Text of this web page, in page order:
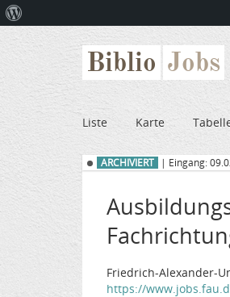
Biblio Jobs
Liste Karte
ARCHIVIERT | Eingang:
Friedrich-Alexander-
https://
WordPress